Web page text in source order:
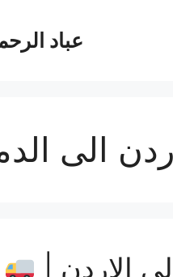
عباد
الى
الاردن |